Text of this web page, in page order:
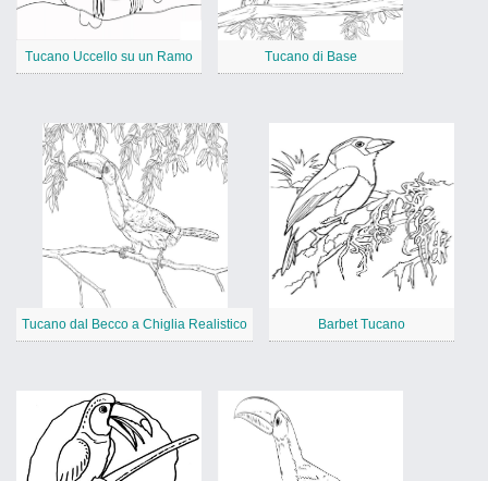
Tucano Uccello su un Ramo Tucano di Base
Tucano dal Becco a Chiglia Realistico Barbet Tucano